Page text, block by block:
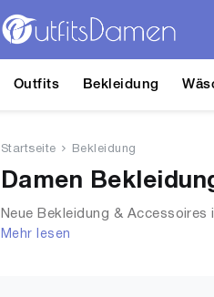
Outfits Bekleidung
Startseite Bekleidung
Damen
Neue Bekleidung &
Accessoires, Unterwäsche &
Mehr lesen